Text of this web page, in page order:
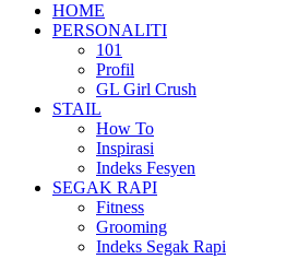
HOME
PERSONALITI
101
Profil
GL Girl Crush
STAIL
How To
Inspirasi
Indeks Fesyen
SEGAK RAPI
Fitness
Grooming
Indeks Segak Rapi